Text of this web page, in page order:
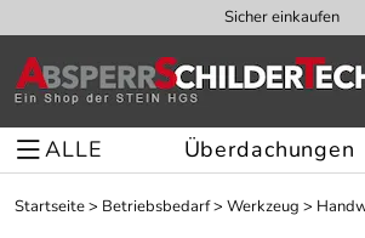
Sicher einkaufen
ALLE Überdachungen
Startseite> Betriebsbedarf> Werkzeug >